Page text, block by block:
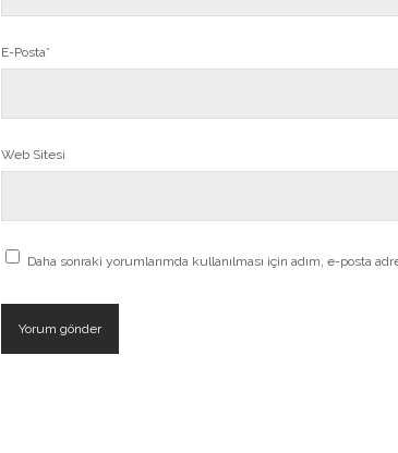
E-Posta*
Web Sitesi
Daha sonraki yorumlarımda kullanılması için adım, e-posta